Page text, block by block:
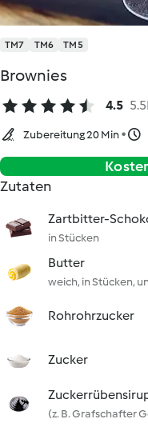
TM7 TM6 TM5
Brownies
4.5
Zubereitung 20 Min
Zutaten
Zartbitter-
in Stücken
Butter
weich, in Stücken,
Rohrohrzucker
Zucker
(z. B. Grafschafter